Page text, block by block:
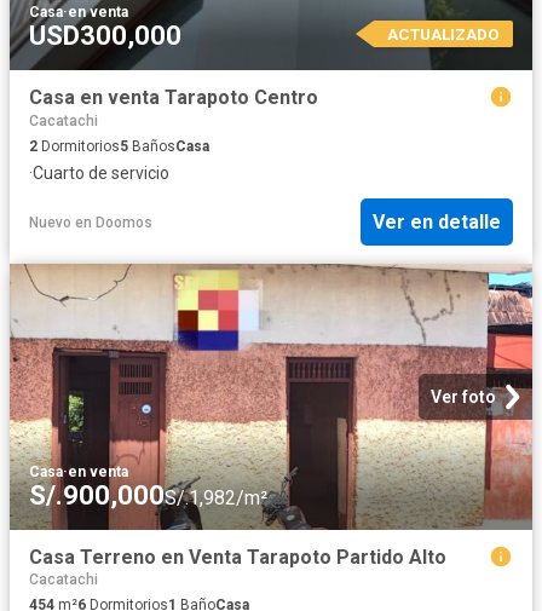
Casa·en venta
USD300,000 ACTUALIZADO
Casa en venta Tarapoto Centro
Cacatachi
2 Dormitorios5 BañosCasa
·Cuarto de servicio
Nuevo en Doomos Ver en detalle
Ver foto
Casa·en venta
S/.900,000S/.1,982/m²
Casa Terreno en Venta Tarapoto Partido Alto
Cacatachi
454 m²6 Dormitorios1 BañoCasa